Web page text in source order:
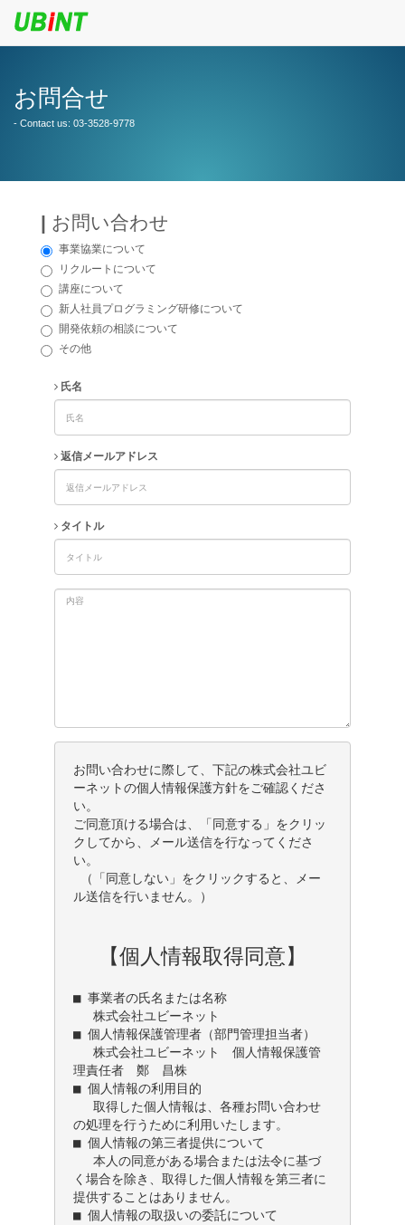
お問合せ
- Contact us: 03-3528-9778
| お問い合わせ
事業協業について
リクルートについて
講座について
新人社員プログラミング研修について
開発依頼の相談について
その他
氏名
返信メールアドレス
タイトル
お問い合わせに際して、下記の株式会社ユビ
ーネットの個人情報保護方針をご確認くださ
い。
ご同意頂ける場合は、「同意する」をクリッ
クしてから、メール送信を行なってくださ
い。
ル送信を行いません。）
【個人情報取得同意】
■ 事業者の氏名または名称
株式会社ユビーネット
■ 個人情報保護管理者（部門管理担当者）
株式会社ユビーネット　個人情報保護管
理責任者　鄭　昌株
■ 個人情報の利用目的
取得した個人情報は、各種お問い合わせ
の処理を行うために利用いたします。
■ 個人情報の第三者提供について
本人の同意がある場合または法令に基づ
く場合を除き、取得した個人情報を第三者に
提供することはありません。
■ 個人情報の取扱いの委託について